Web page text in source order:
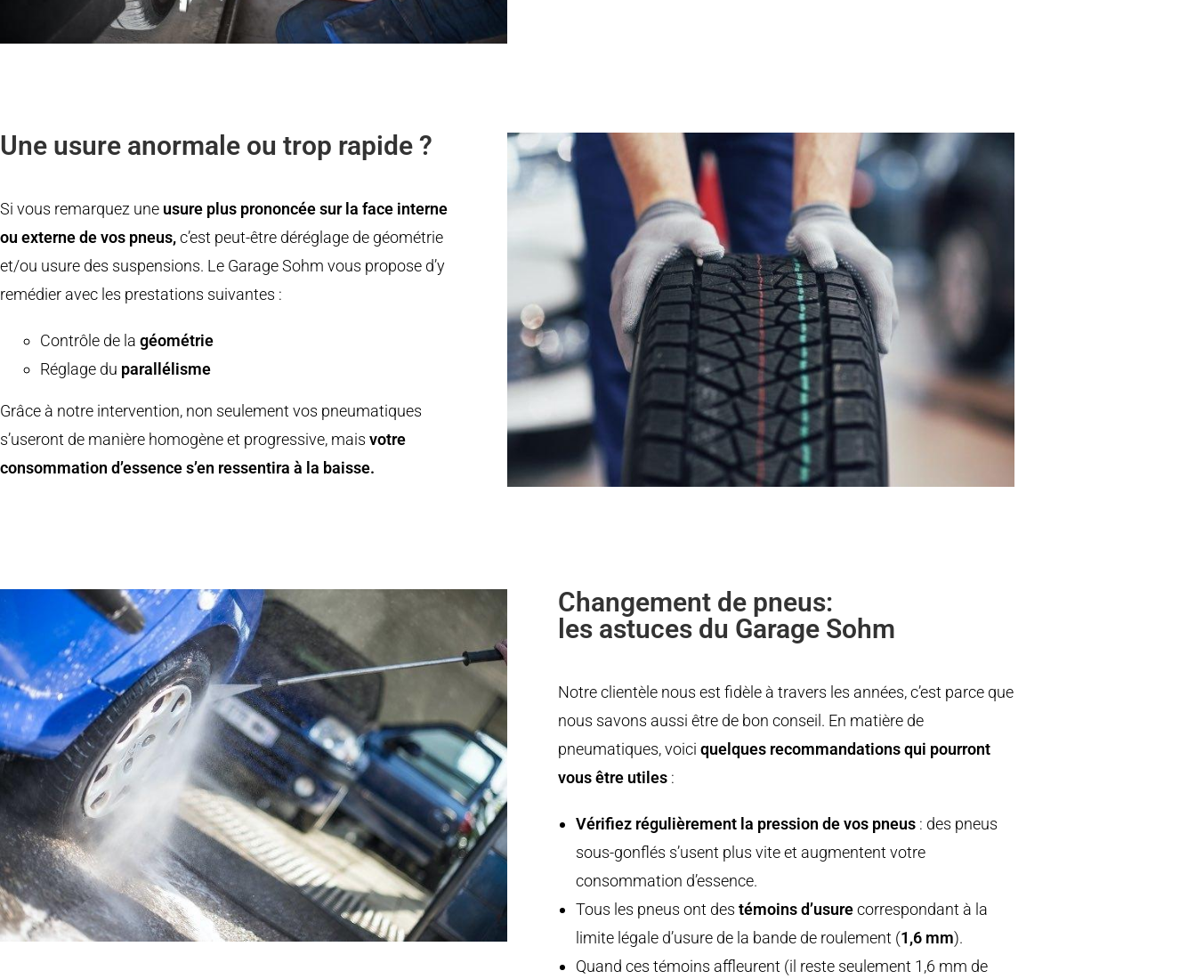
Une usure anormale ou trop rapide ?
Si vous remarquez une usure plus prononcée sur la face interne
ou externe de vos pneus,c’est peut-être déréglage de géométrie
et/ou usure des suspensions. Le Garage Sohm vous propose d’y
remédier avec les prestations suivantes :
Contrôle de la géométrie
Réglage du parallélisme
Grâce à notre intervention, non seulement vos pneumatiques
s’useront de manière homogène et progressive, mais votre
consommation d’essence s’en ressentira à la baisse.
Changement de pneus:
les astuces du Garage Sohm
Notre clientèle nous est fidèle à travers les années, c’est parce que
nous savons aussi être de bon conseil. En matière de
pneumatiques, voici quelques recommandations qui pourront
vous être utiles :
Vérifiez régulièrement la pression de vos pneus : des pneus
sous-gonflés s’usent plus vite et augmentent votre
consommation d’essence.
Tous les pneus ont des témoins d’usurecorrespondant à la
limite légale d’usure de la bande de roulement (1,6 mm).
Quand ces témoins affleurent (il reste seulement 1,6 mm de